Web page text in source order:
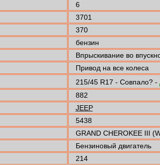
6
3701
370
бензин
Впрыскивание во
Привод на все колеса
215/45 R17 - Совпало? -
882
JEEP
5438
GRAND CHEROKEE III
Бензиновый двигатель
214